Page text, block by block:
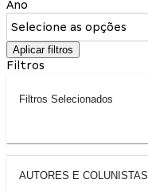
Ano
Selecione as opções
Aplicar filtros
Filtros
Filtros Selecionados
AUTORES E COLUNISTAS